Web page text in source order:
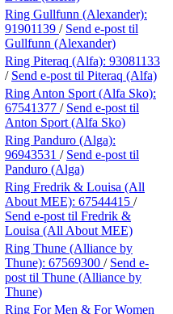
Ring Gullfunn (Alexander):
91901139 / Send e-post til
Gullfunn (Alexander)
Ring Piteraq (Alfa): 93081133
/ Send e-post til Piteraq (Alfa)
Ring Anton Sport (Alfa Sko):
67541377 / Send e-post til
Anton Sport (Alfa Sko)
Ring Panduro (Alga):
96943531 / Send e-post til
Panduro (Alga)
Ring Fredrik & Louisa (All
About MEE): 67544415 /
Send e-post til Fredrik &
Louisa (All About MEE)
Ring Thune (Alliance by
Thune): 67569300 / Send e-
post til Thune (Alliance by
Thune)
Ring For Men & For Women